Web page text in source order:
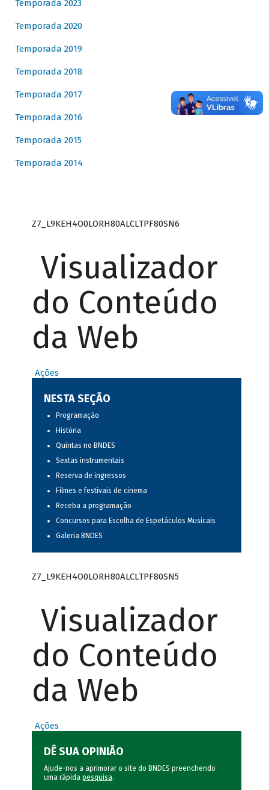
Temporada 2023
Temporada 2020
Temporada 2019
Temporada 2018
Temporada 2017
Temporada 2016
Temporada 2015
Temporada 2014
Z7_L9KEH4O0LORH80ALCLTPF80SN6
Visualizador
do Conteúdo
da Web
Ações
NESTA SEÇÃO
Programação
História
Quintas no BNDES
Sextas instrumentais
Reserva de ingressos
Filmes e festivais de cinema
Receba a programação
Concursos para Escolha de Espetáculos Musicais
Galeria BNDES
Z7_L9KEH4O0LORH80ALCLTPF80SN5
Visualizador
do Conteúdo
da Web
Ações
DÊ SUA OPINIÃO
Ajude-nos a aprimorar o site do BNDES preenchendo
uma rápida pesquisa.